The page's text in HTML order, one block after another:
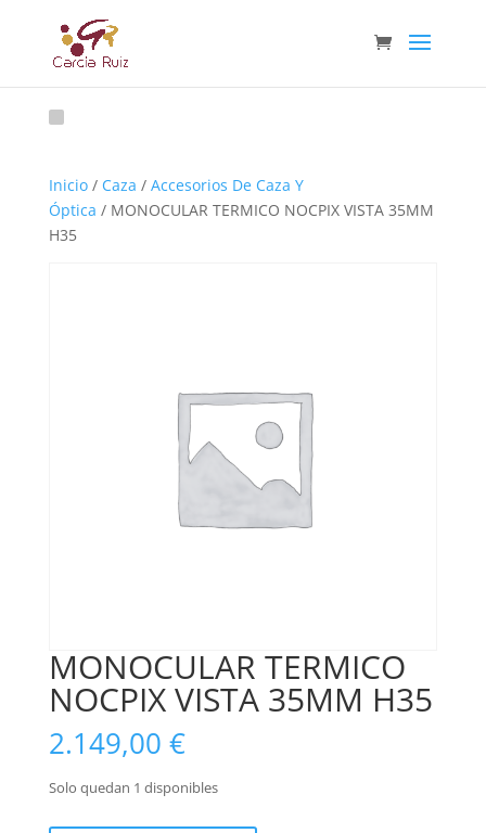
Inicio/ Caza / Accesorios De Caza Y
Óptica / MONOCULAR TERMICO NOCPIX VISTA 35MM
H35
MONOCULAR TERMICO
NOCPIX VISTA 35MM H35
2.149,00 €
Solo quedan 1 disponibles